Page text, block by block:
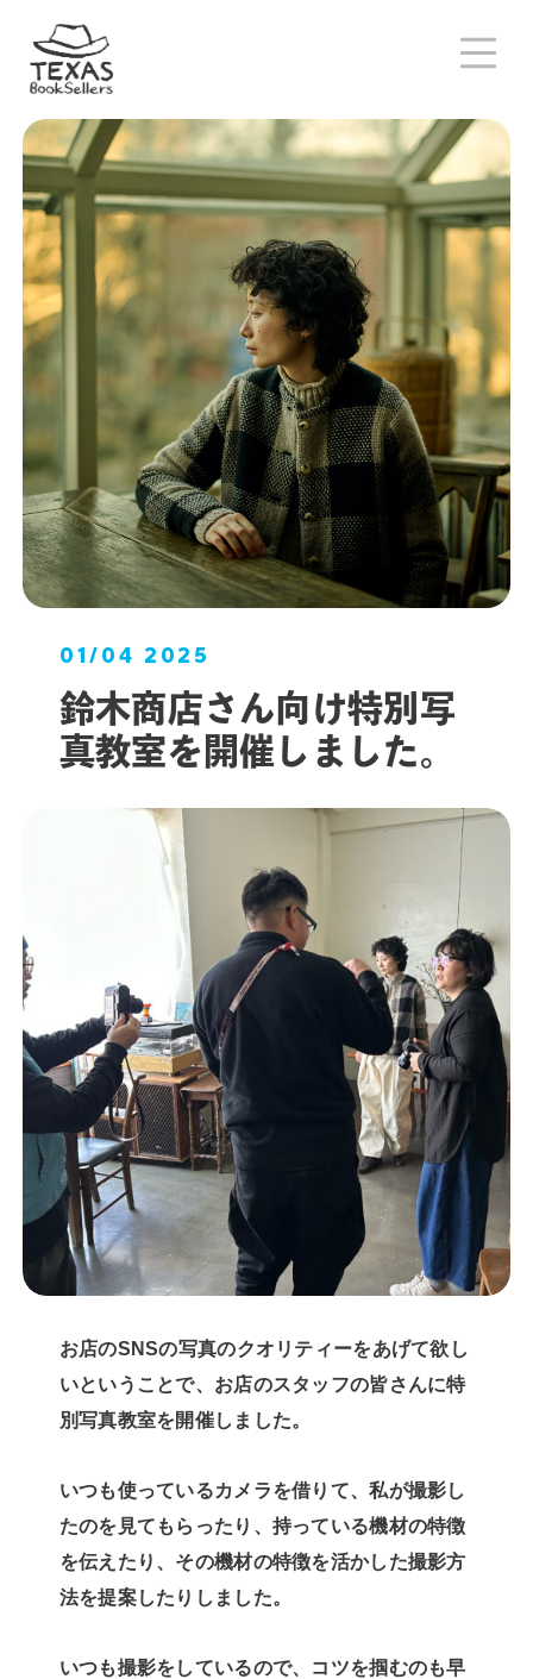
01/04 2025
鈴木商店さん向け特別写
真教室を開催しました。
お店のSNSの写真のクオリティーをあげて欲し
いということで、お店のスタッフの皆さんに特
別写真教室を開催しました。
いつも使っているカメラを借りて、私が撮影し
たのを見てもらったり、持っている機材の特徴
を伝えたり、その機材の特徴を活かした撮影方
法を提案したりしました。
いつも撮影をしているので、コツを掴むのも早